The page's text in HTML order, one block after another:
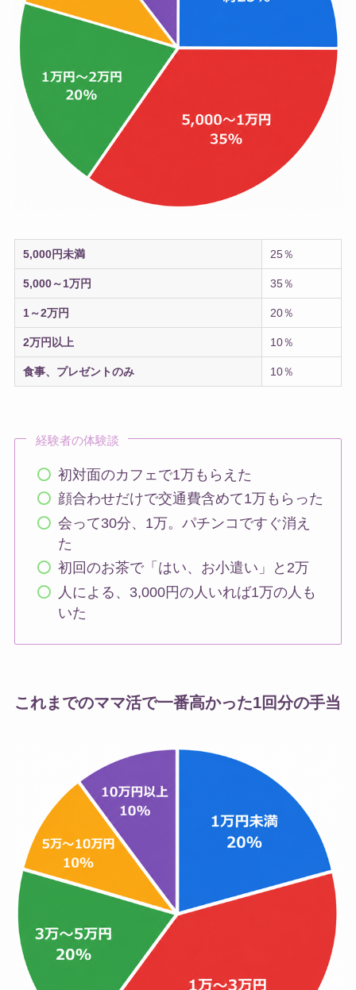
5,000円未満 25％
5,000～1万円 35％
1～2万円 20％
2万円以上 10％
食事、プレゼントのみ 10％
経験者の体験談
初対面のカフェで1万もらえた
顔合わせだけで交通費含めて1万もらった
会って30分、1万。パチンコですぐ消え
た
初回のお茶で「はい、お小遣い」と2万
人による、3,000円の人いれば1万の人も
いた
これまでのママ活で一番高かった1回分の手当